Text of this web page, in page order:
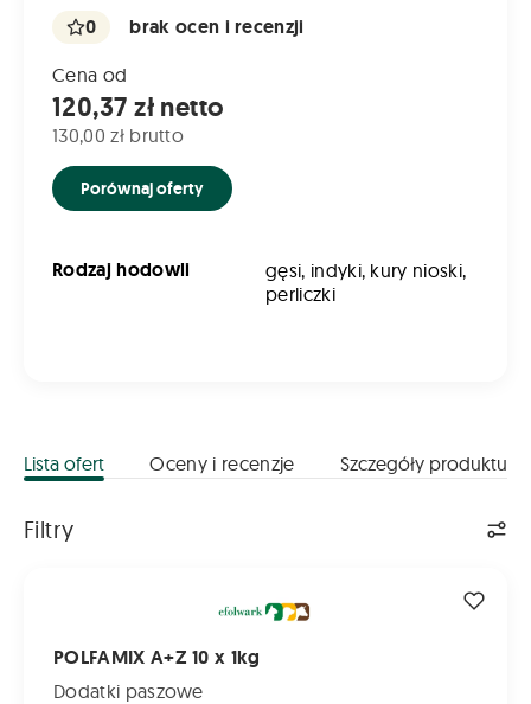
0 brak ocen i recenzji
Cena od
120,37 zł netto
130,00 zł brutto
Porównaj oferty
Rodzaj hodowli
gęsi, indyki, kury nioski,
perliczki
Lista ofert Oceny i recenzje Szczegóły produktu
Filtry
POLFAMIX A+Z 10 x 1kg
Dodatki paszowe